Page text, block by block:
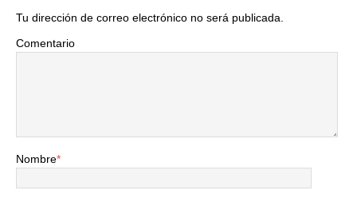
Tu dirección de correo electrónico no será publicada.
Comentario
Nombre*